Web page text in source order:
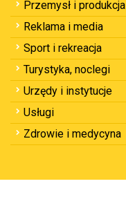
Przemysł i produkcja
Reklama i media
Sport i rekreacja
Turystyka, noclegi
Urzędy i instytucje
Usługi
Zdrowie i medycyna